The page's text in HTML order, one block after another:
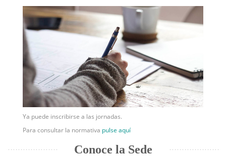
Ya puede inscribirse a las jornadas.
Para consultar la normativa pulse aquí
Conoce la Sede